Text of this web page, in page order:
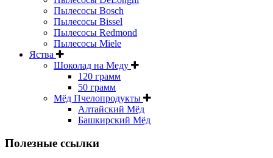
Пылесосы Bosch
Пылесосы Bissel
Пылесосы Redmond
Пылесосы Miele
Яства
Шоколад на Меду
120 грамм
50 грамм
Мёд Пчелопродукты
Алтайский Мёд
Башкирский Мёд
Полезные ссылки